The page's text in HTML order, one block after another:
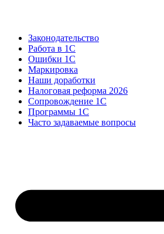
Законодательство
Работа в 1С
Ошибки 1С
Маркировка
Наши доработки
Налоговая реформа 2026
Сопровождение 1С
Программы 1С
Часто задаваемые вопросы